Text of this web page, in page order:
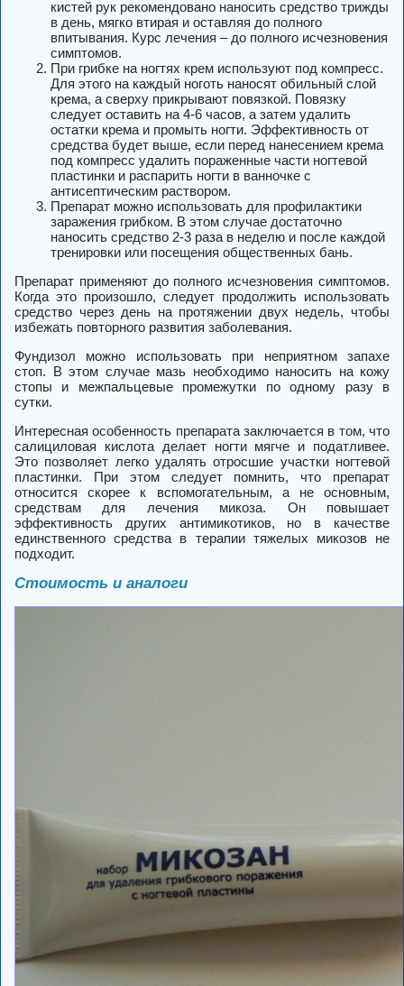
кистей рук рекомендовано наносить средство трижды
в день, мягко втирая и оставляя до полного
впитывания. Курс лечения – до полного исчезновения
симптомов.
При грибке на ногтях крем используют под компресс.
Для этого на каждый ноготь наносят обильный слой
крема, а сверху прикрывают повязкой. Повязку
следует оставить на 4-6 часов, а затем удалить
остатки крема и промыть ногти. Эффективность от
средства будет выше, если перед нанесением крема
под компресс удалить пораженные части ногтевой
пластинки и распарить ногти в ванночке с
антисептическим раствором.
Препарат можно использовать для профилактики
заражения грибком. В этом случае достаточно
наносить средство 2-3 раза в неделю и после каждой
тренировки или посещения общественных бань.
Препарат применяют до полного исчезновения симптомов.
Когда это произошло, следует продолжить использовать
средство через день на протяжении двух недель, чтобы
избежать повторного развития заболевания.
Фундизол можно использовать при неприятном запахе
стоп. В этом случае мазь необходимо наносить на кожу
стопы и межпальцевые промежутки по одному разу в
сутки.
Интересная особенность препарата заключается в том, что
салициловая кислота делает ногти мягче и податливее.
Это позволяет легко удалять отросшие участки ногтевой
пластинки. При этом следует помнить, что препарат
относится скорее к вспомогательным, а не основным,
средствам для лечения микоза. Он повышает
эффективность других антимикотиков, но в качестве
единственного средства в терапии тяжелых микозов не
подходит.
Стоимость и аналоги